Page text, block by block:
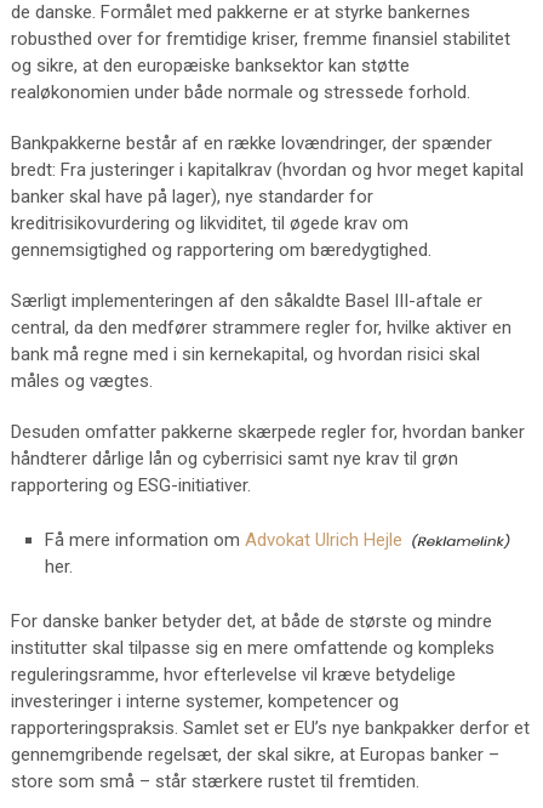
de danske. Formålet med pakkerne er at styrke bankernes
robusthed over for fremtidige kriser, fremme finansiel stabilitet
og sikre, at den europæiske banksektor kan støtte
realøkonomien under både normale og stressede forhold.
Bankpakkerne består af en række lovændringer, der spænder
bredt: Fra justeringer i kapitalkrav (hvordan og hvor meget kapital
banker skal have på lager), nye standarder for
kreditrisikovurdering og likviditet, til øgede krav om
gennemsigtighed og rapportering om bæredygtighed.
Særligt implementeringen af den såkaldte Basel III-aftale er
central, da den medfører strammere regler for, hvilke aktiver en
bank må regne med i sin kernekapital, og hvordan risici skal
måles og vægtes.
Desuden omfatter pakkerne skærpede regler for, hvordan banker
håndterer dårlige lån og cyberrisici samt nye krav til grøn
rapportering og ESG-initiativer.
Få mere information omAdvokat Ulrich Hejle
her.
For danske banker betyder det, at både de største og mindre
institutter skal tilpasse sig en mere omfattende og kompleks
reguleringsramme, hvor efterlevelse vil kræve betydelige
investeringer i interne systemer, kompetencer og
rapporteringspraksis. Samlet set er EU’s nye bankpakker derfor et
gennemgribende regelsæt, der skal sikre, at Europas banker –
store som små – står stærkere rustet til fremtiden.